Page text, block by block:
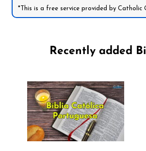
*This is a free service provided by Catholic
Recently added